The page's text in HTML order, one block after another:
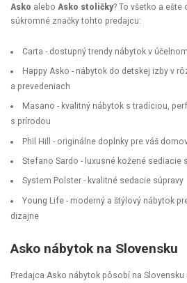
Asko alebo Asko stoličky? To všetko a ešte
súkromné značky tohto predajcu:
Carta - dostupný trendy nábytok v
Happy Asko - nábytok do detskej izby v
a prevedeniach
Masano - kvalitný nábytok s tradíciou,
s prírodou
Phil Hill - originálne doplnky pre váš
Stefano Sardo - luxusné kožené sediacie
System Polster - kvalitné sedacie súpravy
Young Life - moderný a štýlový nábytok
dizajne
Asko nábytok na Slovensku
Predajca Asko nábytok pôsobí na